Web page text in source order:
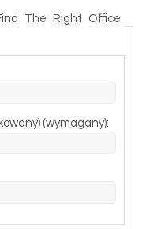
The Right Office
(wymagany):